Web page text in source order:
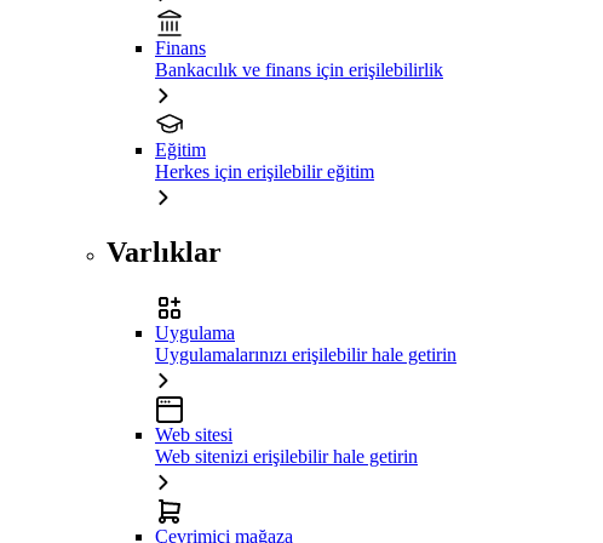
Finans
Bankacılık ve finans için erişilebilirlik
Eğitim
Herkes için erişilebilir eğitim
Varlıklar
Uygulama
Uygulamalarınızı erişilebilir hale getirin
Web sitesi
Web sitenizi erişilebilir hale getirin
Çevrimiçi mağaza